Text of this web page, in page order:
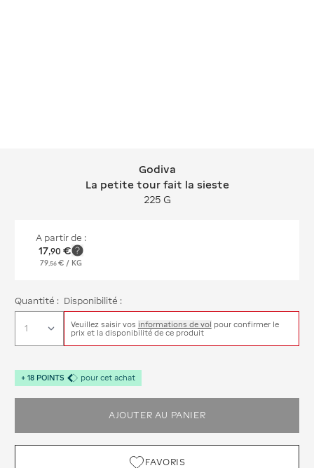
Godiva La petite tour fait la sieste
Godiva
La petite tour fait la sieste
225 G
A partir de :
17,90 €
79,56 € / KG
Quantité : Disponibilité :
Veuillez saisir vos informations de vol pour confirmer le
prix et la disponibilité de ce produit
+ 18 POINTS pour cet achat
AJOUTER AU PANIER
FAVORIS